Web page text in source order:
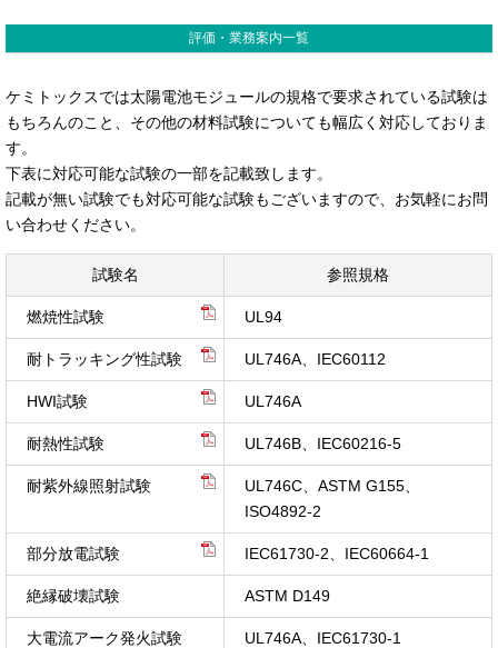
評価・業務案内一覧
ケミトックスでは太陽電池モジュールの規格で要求されている試験は
もちろんのこと、その他の材料試験についても幅広く対応しておりま
す。
下表に対応可能な試験の一部を記載致します。
記載が無い試験でも対応可能な試験もございますので、お気軽にお問
い合わせください。
試験名 参照規格
燃焼性試験 UL94
耐トラッキング性試験 UL746A、IEC60112
HWI試験 UL746A
耐熱性試験 UL746B、IEC60216-5
耐紫外線照射試験
UL746C、ASTM G155、
ISO4892-2
部分放電試験 IEC61730-2、IEC60664-1
絶縁破壊試験 ASTM D149
大電流アーク発火試験 UL746A、IEC61730-1